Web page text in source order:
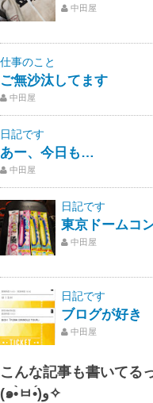
中田屋
仕事のこと
ご無沙汰してます
中田屋
日記です
あー、今日も…
中田屋
日記です
東京ドームコ
中田屋
日記です
ブログが好き
中田屋
こんな記事も書いてる
(๑•̀ㅂ•́)و✧